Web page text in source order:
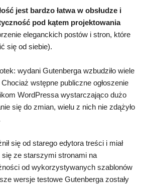
jest bardzo łatwa w obsłudze i
pod kątem projektowania
eleganckich postów i stron, które
się od siebie).
wydani Gutenberga wzbudziło wiele
wstępne publiczne ogłoszenie
WordPressa wystarczająco dużo
się do zmian, wielu z nich nie zdążyło
się od starego edytora treści i miał
się ze starszymi stronami na
od wykorzystywanych szablonów
wersje testowe Gutenberga zostały